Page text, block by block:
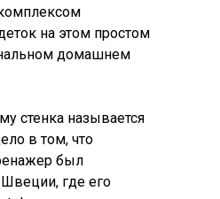
на этом простом
домашнем
стенка называется
в том, что
был
где его